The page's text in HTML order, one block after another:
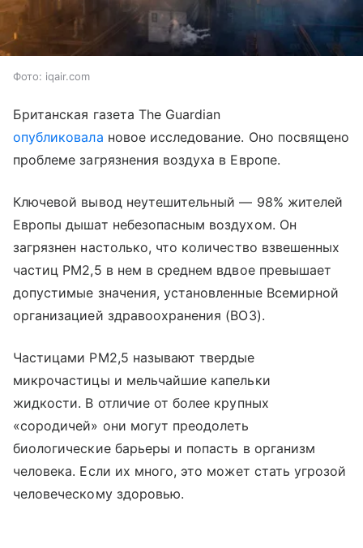
Фото: iqair.com
Британская газета The Guardian
опубликовала новое исследование. Оно посвящено
проблеме загрязнения воздуха в Европе.
Ключевой вывод неутешительный — 98% жителей
Европы дышат небезопасным воздухом. Он
загрязнен настолько, что количество взвешенных
частиц PM2,5 в нем в среднем вдвое превышает
допустимые значения, установленные Всемирной
организацией здравоохранения (ВОЗ).
Частицами PM2,5 называют твердые
микрочастицы и мельчайшие капельки
жидкости. В отличие от более крупных
«сородичей» они могут преодолеть
биологические барьеры и попасть в организм
человека. Если их много, это может стать угрозой
человеческому здоровью.